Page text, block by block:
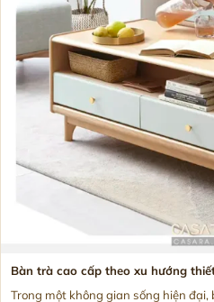
Bàn trà cao cấp theo xu hướng
Trong một không gian sống hiện đại,